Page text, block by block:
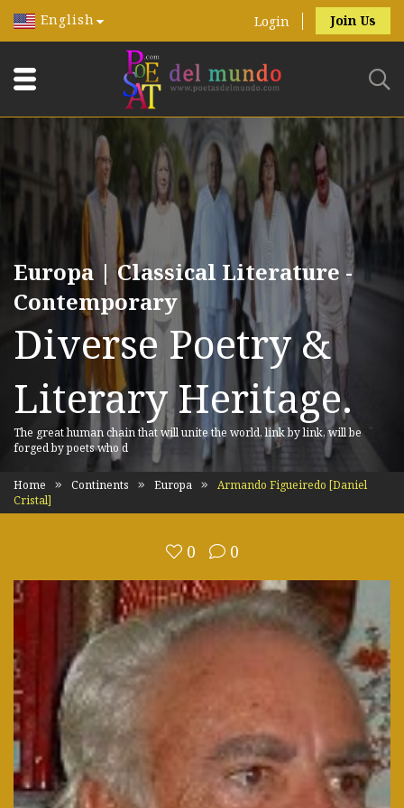
English Login Join Us
Europa | Classical Literature -
Contemporary
Diverse Poetry &
Literary Heritage.
The great human chain that will unite the world, link by link, will be
forged by poets who d
Home Continents Europa
Armando Figueiredo [Daniel
Cristal]
0 0